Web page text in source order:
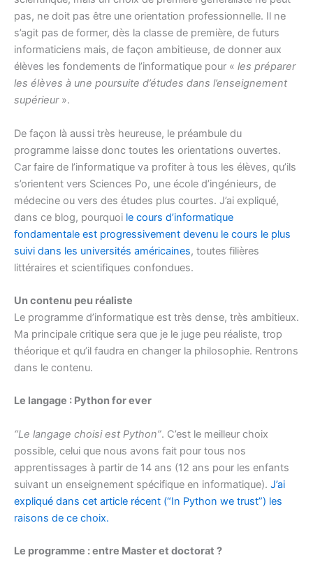
pas, ne doit pas être une orientation professionnelle. Il ne
s’agit pas de former, dès la classe de première, de futurs
informaticiens mais, de façon ambitieuse, de donner aux
élèves les fondements de l’informatique pour « les préparer
les élèves à une poursuite d’études dans l’enseignement
supérieur».
De façon là aussi très heureuse, le préambule du
programme laisse donc toutes les orientations ouvertes.
Car faire de l’informatique va profiter à tous les élèves, qu’ils
s’orientent vers Sciences Po, une école d’ingénieurs, de
médecine ou vers des études plus courtes. J’ai expliqué,
dans ce blog, pourquoi le cours d’informatique
fondamentale est progressivement devenu le cours le plus
suivi dans les universités américaines, toutes filières
littéraires et scientifiques confondues.
Un contenu peu réaliste
Le programme d’informatique est très dense, très ambitieux.
Ma principale critique sera que je le juge peu réaliste, trop
théorique et qu’il faudra en changer la philosophie. Rentrons
dans le contenu.
Le langage : Python for ever
“Le langage choisi est Python”. C’est le meilleur choix
possible, celui que nous avons fait pour tous nos
apprentissages à partir de 14 ans (12 ans pour les enfants
suivant un enseignement spécifique en informatique). J’ai
expliqué dans cet article récent (“In Python we trust”) les
raisons de ce choix.
Le programme : entre Master et doctorat ?